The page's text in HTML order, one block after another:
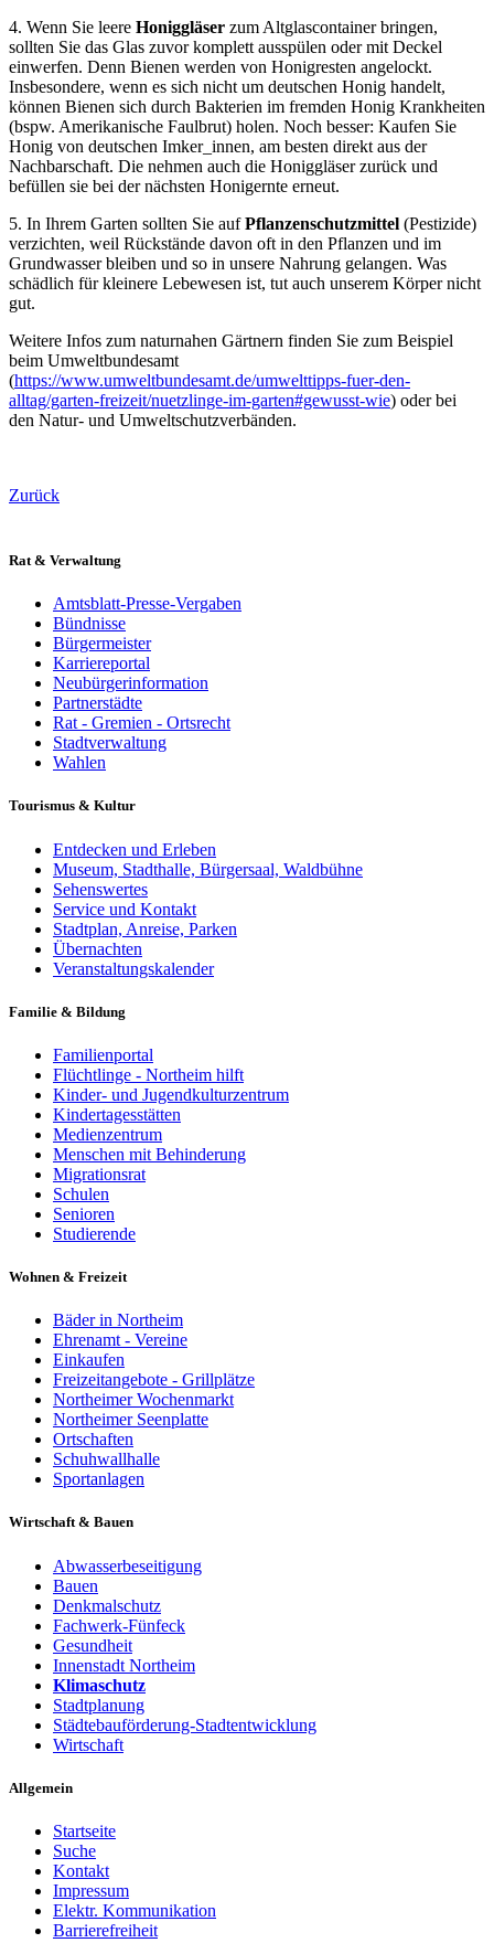
4. Wenn Sie leere Honiggläser zum Altglascontainer bringen,
sollten Sie das Glas zuvor komplett ausspülen oder mit Deckel
einwerfen. Denn Bienen werden von Honigresten angelockt.
Insbesondere, wenn es sich nicht um deutschen Honig handelt,
können Bienen sich durch Bakterien im fremden Honig Krankheiten
(bspw. Amerikanische Faulbrut) holen. Noch besser: Kaufen Sie
Honig von deutschen Imker_innen, am besten direkt aus der
Nachbarschaft. Die nehmen auch die Honiggläser zurück und
befüllen sie bei der nächsten Honigernte erneut.
5. In Ihrem Garten sollten Sie aufPflanzenschutzmittel (Pestizide)
verzichten, weil Rückstände davon oft in den Pflanzen und im
Grundwasser bleiben und so in unsere Nahrung gelangen. Was
schädlich für kleinere Lebewesen ist, tut auch unserem Körper nicht
gut.
Weitere Infos zum naturnahen Gärtnern finden Sie zum Beispiel
beim Umweltbundesamt
(https://www.umweltbundesamt.de/umwelttipps-fuer-den-
alltag/garten-freizeit/nuetzlinge-im-garten#gewusst-wie) oder bei
den Natur- und Umweltschutzverbänden.
Zurück
Rat & Verwaltung
Amtsblatt-Presse-Vergaben
Bündnisse
Bürgermeister
Karriereportal
Neubürgerinformation
Partnerstädte
Rat - Gremien - Ortsrecht
Stadtverwaltung
Wahlen
Tourismus & Kultur
Entdecken und Erleben
Museum, Stadthalle, Bürgersaal, Waldbühne
Sehenswertes
Service und Kontakt
Stadtplan, Anreise, Parken
Übernachten
Veranstaltungskalender
Familie & Bildung
Familienportal
Flüchtlinge - Northeim hilft
Kinder- und Jugendkulturzentrum
Kindertagesstätten
Medienzentrum
Menschen mit Behinderung
Migrationsrat
Schulen
Senioren
Studierende
Wohnen & Freizeit
Bäder in Northeim
Ehrenamt - Vereine
Einkaufen
Freizeitangebote - Grillplätze
Northeimer Wochenmarkt
Northeimer Seenplatte
Ortschaften
Schuhwallhalle
Sportanlagen
Wirtschaft & Bauen
Abwasserbeseitigung
Bauen
Denkmalschutz
Fachwerk-Fünfeck
Gesundheit
Innenstadt Northeim
Klimaschutz
Stadtplanung
Städtebauförderung-Stadtentwicklung
Wirtschaft
Allgemein
Startseite
Suche
Kontakt
Impressum
Elektr. Kommunikation
Barrierefreiheit